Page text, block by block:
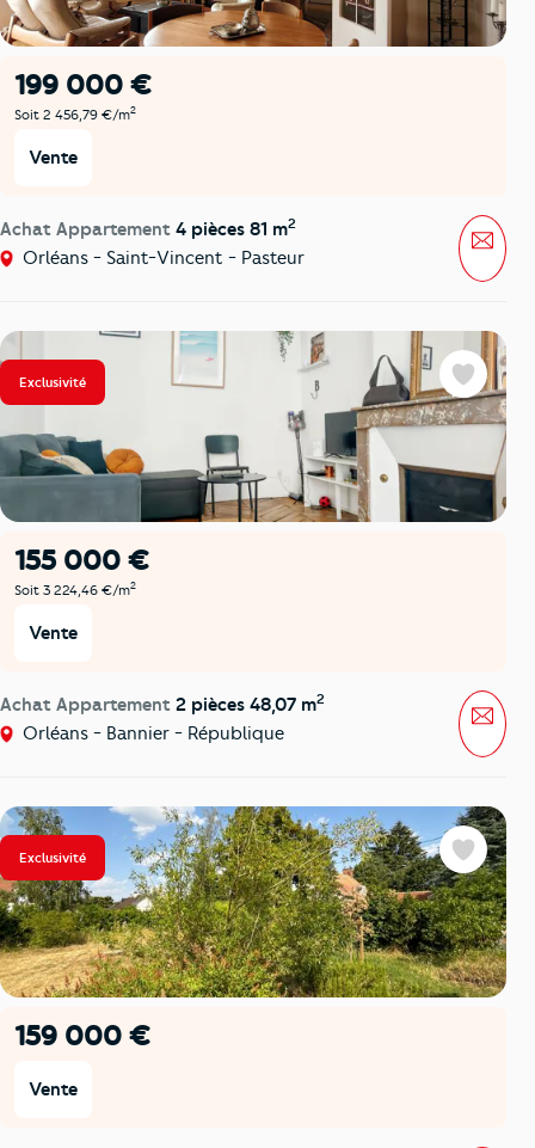
199 000 €
Soit 2 456,79 €/m2
Vente
Achat Appartement 4 pièces 81 m2
Orléans - Saint-Vincent - Pasteur
Exclusivité
155 000 €
Soit 3 224,46 €/m2
Vente
Achat Appartement 2 pièces 48,07 m2
Orléans - Bannier - République
Favoris
Exclusivité
159 000 €
Vente
Favoris